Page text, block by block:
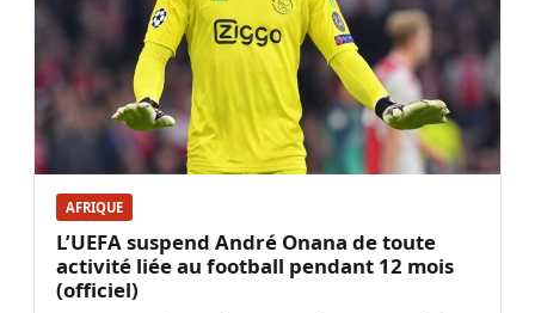
AFRIQUE
L’UEFA suspend André Onana de toute
activité liée au football pendant 12 mois
(officiel)